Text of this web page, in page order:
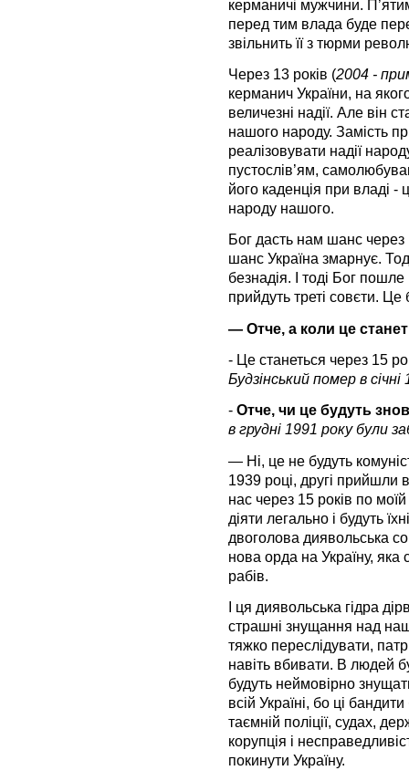
керманичі мужчини.
перед тим влада буде
звільнить її з тюрми
Через 13 років (2004 -
керманич України, на
величезні надії. Але він
нашого народу. Замість
реалізовувати надії
пустослів’ям,
його каденція при владі
народу нашого.
Бог дасть нам шанс
шанс Україна змарнує.
безнадія. І тоді Бог
прийдуть треті совєти.
— Отче, а коли це
- Це станеться через 15
Будзінський помер в січні
- Отче, чи це будуть
в грудні 1991 року були
— Ні, це не будуть
1939 році, другі прийшли
нас через 15 років по
діяти легально і будуть
двоголова диявольська
нова орда на Україну, яка
рабів.
І ця диявольська гідра
страшні знущання над
тяжко переслідувати,
навіть вбивати. В людей
будуть неймовірно
всій Україні, бо ці бандити
таємній поліції, судах,
корупція і
покинути Україну.